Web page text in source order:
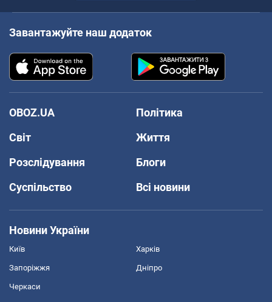
Завантажуйте наш додаток
OBOZ.UA
Політика
Світ
Життя
Розслідування
Блоги
Суспільство
Всі новини
Новини України
Київ Харків
Запоріжжя Дніпро
Черкаси